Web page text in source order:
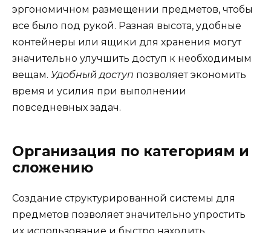
эргономичном размещении предметов, чтобы
все было под рукой. Разная высота, удобные
контейнеры или ящики для хранения могут
значительно улучшить доступ к необходимым
вещам. Удобный доступ позволяет экономить
время и усилия при выполнении
повседневных задач.
Организация по категориям и
сложению
Создание структурированной системы для
предметов позволяет значительно упростить